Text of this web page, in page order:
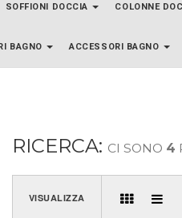
SOFFIONI DOCCIA COLONNE
BAGNO ACCESSORI BAGNO
RICERCA: CI SONO 4
VISUALIZZA